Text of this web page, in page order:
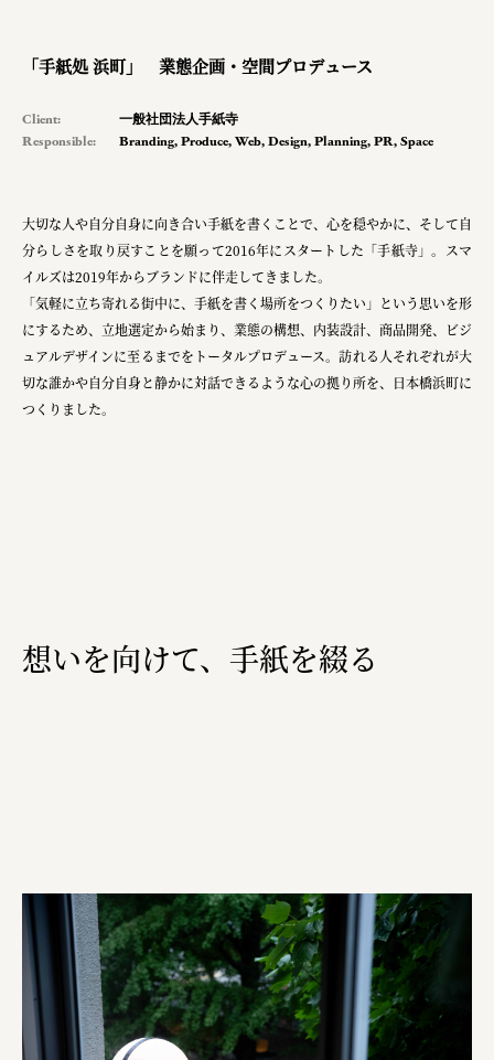
space
Smiles
100本のスプーン
メッセフランクフルト ジャパン株式会社
キリンホールディングス株式会社
ソロフレッシュコーヒーシステム株式会社
ピジョン株式会社
株式会社カタパット
ユウキ食品株式会社、株式会社広明通信社
株式会社ひらく
株式会社ニューテックシンセイ
PALAB
「手紙処 浜町」 業態企画・空間プロデュース
Client:
一般社団法人手紙寺
Responsible:
Branding,Produce,Web,Design,Planning,PR,Space
大切な人や自分自身に向き合い手紙を書くことで、心を穏やかに、そして自
分らしさを取り戻すことを願って2016年にスタートした「手紙寺」。スマ
イルズは2019年からブランドに伴走してきました。
「気軽に立ち寄れる街中に、手紙を書く場所をつくりたい」という思いを形
にするため、立地選定から始まり、業態の構想、内装設計、商品開発、ビジ
ュアルデザインに至るまでをトータルプロデュース。訪れる人それぞれが大
切な誰かや自分自身と静かに対話できるような心の拠り所を、日本橋浜町に
つくりました。
想いを向けて、手紙を綴る